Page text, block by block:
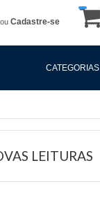
ou Cadastre-se
CATEGORIAS
LEITURAS